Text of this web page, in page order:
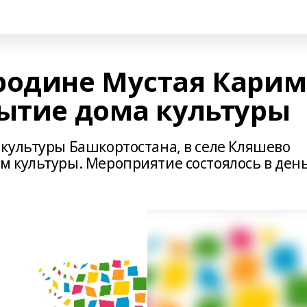
Мустая
дома культуры
Башкортостана, в селе Кляшево
Мероприятие состоялось в